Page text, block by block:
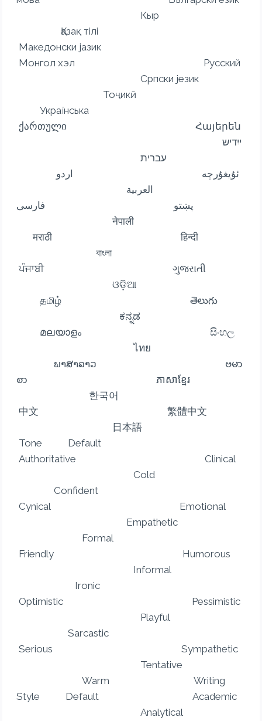
Кыр
Қазақ тілі
Македонски јазик
Монгол хэл Русский
Српски језик
Тоҷикӣ
Українська
ქართული Հայերեն
עברית
ئۇيغۇرچە اردو
العربية
پښتو فارسی
नेपाली
मराठी हिन्दी
বাংলা
ਪੰਜਾਬੀ ગુજરાતી
ଓଡ଼ିଆ
தமிழ் తెలుగు
ಕನ್ನಡ
മലയാളം සිංහල
ไทย
ພາສາລາວ ဗမာ
စာ ភាសាខ្មែរ
한국어
中文 繁體中文
日本語
Tone Default
Authoritative Clinical
Cold
Confident
Cynical Emotional
Empathetic
Formal
Friendly Humorous
Informal
Ironic
Optimistic Pessimistic
Playful
Sarcastic
Serious Sympathetic
Tentative
Warm Writing
Style Default Academic
Analytical